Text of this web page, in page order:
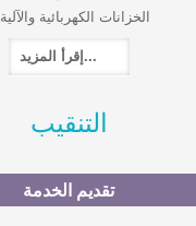
الخزانات الكهربائية والآلية
إقرأ المزيد...
التنقيب
تقديم الخدمة